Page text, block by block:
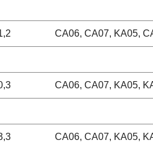
CA06, CA07, KA05,
CA06, CA07, KA05,
CA06, CA07, KA05,